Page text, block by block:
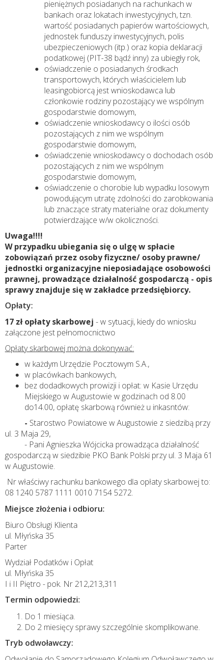
pieniężnych posiadanych na rachunkach w
bankach oraz lokatach inwestycyjnych, tzn.
wartość posiadanych papierów wartościowych,
jednostek funduszy inwestycyjnych, polis
ubezpieczeniowych (itp.) oraz kopia deklaracji
podatkowej (PIT-38 bądź inny) za ubiegły rok,
oświadczenie o posiadanych środkach
transportowych, których właścicielem lub
leasingobiorcą jest wnioskodawca lub
członkowie rodziny pozostający we wspólnym
gospodarstwie domowym,
oświadczenie wnioskodawcy o ilości osób
pozostających z nim we wspólnym
gospodarstwie domowym,
oświadczenie wnioskodawcy o dochodach osób
pozostających z nim we wspólnym
gospodarstwie domowym,
oświadczenie o chorobie lub wypadku losowym
powodującym utratę zdolności do zarobkowania
lub znaczące straty materialne oraz dokumenty
potwierdzające w/w okoliczności.
Uwaga!!!!
W przypadku ubiegania się o ulgę w spłacie
zobowiązań przez osoby fizyczne/ osoby prawne/
jednostki organizacyjne nieposiadające osobowości
prawnej, prowadzące działalność gospodarczą - opis
sprawy znajduje się w zakładce przedsiębiorcy.
Opłaty:
17 zł opłaty skarbowej - w sytuacji, kiedy do wniosku
załączone jest pełnomocnictwo
Opłaty skarbowej można dokonywać:
w każdym Urzędzie Pocztowym S.A.,
w placówkach bankowych,
bez dodadkowych prowizji i opłat: w Kasie Urzędu
Miejskiego w Augustowie w godzinach od 8.00
do14.00, opłatę skarbową również u inkasntów:
- Starostwo Powiatowe w Augustowie z siedzibą przy
ul. 3 Maja 29,
- Pani Agnieszka Wójcicka prowadząca działalność
gospodarczą w siedzibie PKO Bank Polski przy ul. 3 Maja 61
w Augustowie.
Nr właściwy rachunku bankowego dla opłaty skarbowej to:
08 1240 5787 1111 0010 7154 5272.
Miejsce złożenia i odbioru:
Biuro Obsługi Klienta
ul. Młyńska 35
Parter
Wydział Podatków i Opłat
ul. Młyńska 35
I i II Piętro - pok. Nr 212,213,311
Termin odpowiedzi:
Do 1 miesiąca.
Do 2 miesięcy sprawy szczególnie skomplikowane.
Tryb odwoławczy: